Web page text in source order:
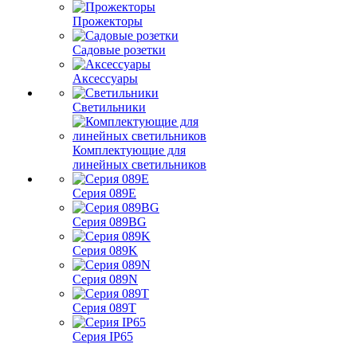
Прожекторы
Садовые розетки
Аксессуары
Светильники
Комплектующие для
линейных светильников
Серия 089E
Серия 089BG
Серия 089K
Серия 089N
Серия 089T
Серия IP65